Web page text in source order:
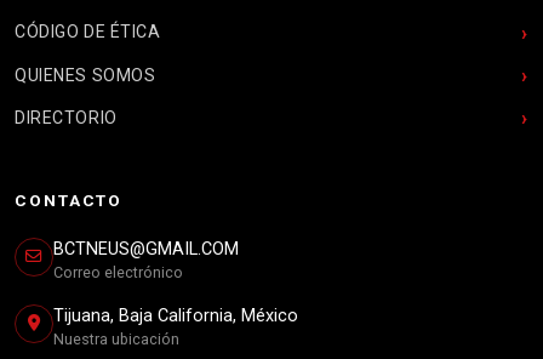
CÓDIGO DE ÉTICA
QUIENES SOMOS
DIRECTORIO
CONTACTO
BCTNEUS@GMAIL.COM
Correo electrónico
Tijuana, Baja California, México
Nuestra ubicación